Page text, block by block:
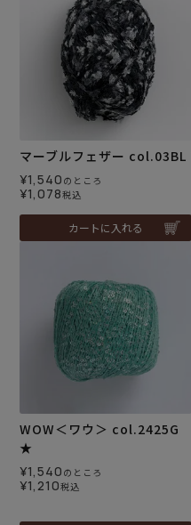
マーブルフェザー col.03BL
¥1,540 のところ
¥1,078税込
カートに入れる
WOW＜ワウ＞ col.2425G
★
¥1,540 のところ
¥1,210税込